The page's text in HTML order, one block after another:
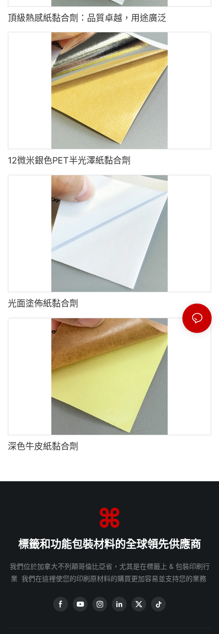
頂級熱感紙黏合劑：品質卓越，用途廣泛
12微米銀色PET半光澤紙黏合劑
光面塗佈紙黏合劑
深色牛皮紙黏合劑
標籤和功能包裝材料的全球領先供應商
我們位於加拿大不列顛哥倫比亞省，尤其是在標籤上 & 包裝印刷行
業 我們在這裡使您的印刷原材料的購買更加容易並支持您的業務